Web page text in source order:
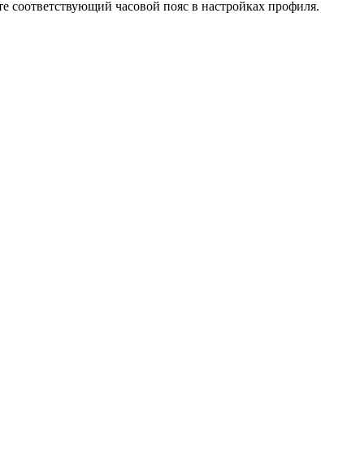
соответствующий часовой пояс в настройках профиля.